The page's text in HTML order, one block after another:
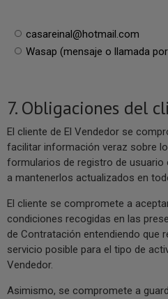
casareinal@hotmail.com
Wasap (mensaje o llamada
7. Obligaciones del
El cliente de El Vendedor se
facilitar información veraz sobre
formularios de registro de usuario
a mantenerlos actualizados en
El cliente se compromete a
condiciones recogidas en las
de Contratación entendiendo que
servicio posible para el tipo de
Vendedor.
Asimismo, se compromete a